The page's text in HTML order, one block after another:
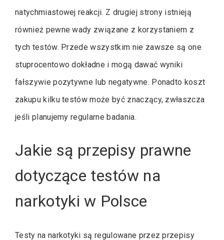
natychmiastowej reakcji. Z drugiej strony istnieją
również pewne wady związane z korzystaniem z
tych testów. Przede wszystkim nie zawsze są one
stuprocentowo dokładne i mogą dawać wyniki
fałszywie pozytywne lub negatywne. Ponadto koszt
zakupu kilku testów może być znaczący, zwłaszcza
jeśli planujemy regularne badania.
Jakie są przepisy prawne
dotyczące testów na
narkotyki w Polsce
Testy na narkotyki są regulowane przez przepisy